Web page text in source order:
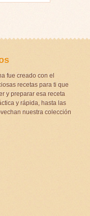
fue creado con el
recetas para ti que
y preparar esa receta
y rápida, hasta las
nuestra colección